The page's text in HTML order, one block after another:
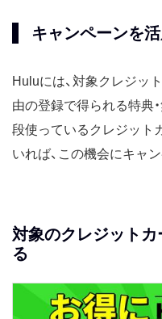
キャンペーンを
Huluには、対象クレジッ
由の登録で得られる特典
段使っているクレジット
いれば、この機会にキャ
対象のクレジット
る